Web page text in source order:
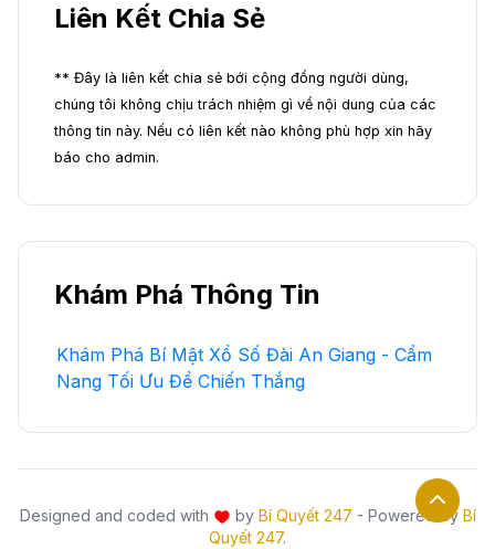
Liên Kết Chia Sẻ
** Đây là liên kết chia sẻ bới cộng đồng người dùng,
chúng tôi không chịu trách nhiệm gì về nội dung của các
thông tin này. Nếu có liên kết nào không phù hợp xin hãy
báo cho admin.
Khám Phá Thông Tin
Khám Phá Bí Mật Xổ Số Đài An Giang - Cẩm
Nang Tối Ưu Để Chiến Thắng
Designed and coded with by Bí Quyết 247 - Powered by Bí
Quyết 247.